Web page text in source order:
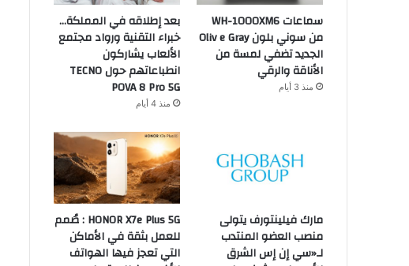
سماعات WH-1000XM6
من سوني بلون Oliv e Gray
الجديد تضفي لمسة من
الأناقة والرقي
منذ 3 أيام
بعد إطلاقه في المملكة…
خبراء التقنية ورواد مجتمع
الألعاب يشاركون
انطباعاتهم حول TECNO
POVA 8 Pro 5G
منذ 4 أيام
مارك فيلينتورف يتولى
منصب العضو المنتدب
لـ«سي إن إس الشرق
HONOR X7e Plus 5G : صُمم
للعمل بثقة في الأماكن
التي تعجز فيها الهواتف